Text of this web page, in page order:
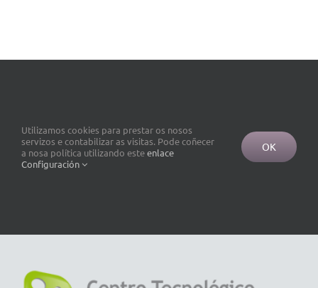
Utilizamos cookies para prestar os nosos
servizos e contabilizar as visitas. Pode coñecer
a nosa política utilizando esteenlace
Configuración
OK